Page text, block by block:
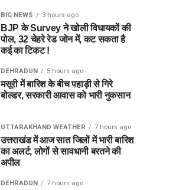
BIG NEWS 3 hours ago
BJP के Survey ने खोली विधायकों की
पोल, 32 चेहरे रेड जोन में, कट सकता है
कई का टिकट !
DEHRADUN 5 hours ago
मसूरी में बारिश के बीच पहाड़ी से गिरे
बोल्डर, सरकारी आवास को भारी नुकसान
UTTARAKHAND WEATHER 7 hours ago
उत्तराखंड में आज सात जिलों में भारी बारिश
का अलर्ट, लोगों से सावधानी बरतने की
अपील
DEHRADUN 7 hours ago